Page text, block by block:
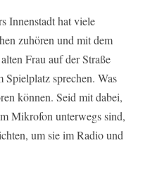
Innenstadt hat viele
zuhören und mit dem
Frau auf der Straße
Spielplatz sprechen. Was
können. Seid mit dabei,
Mikrofon unterwegs sind,
um sie im Radio und